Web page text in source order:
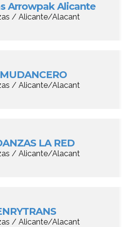
Arrowpak Alicante
/ Alicante/Alacant
/ Alicante/Alacant
LA RED
/ Alicante/Alacant
/ Alicante/Alacant